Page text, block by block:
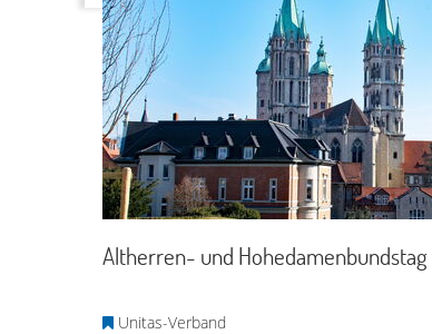
Altherren- und Hohedamenbundstag
Unitas-Verband